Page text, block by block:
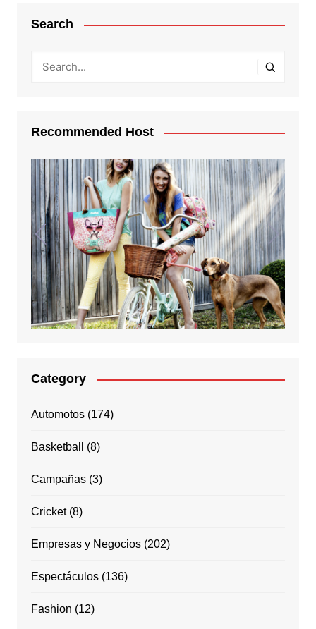
Search
Recommended Host
Category
Automotos(174)
Basketball (8)
Campañas(3)
Cricket(8)
Empresas y Negocios(202)
Espectáculos(136)
Fashion (12)